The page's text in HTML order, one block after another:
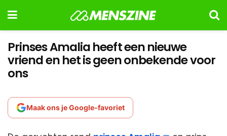
Prinses Amalia heeft een nieuwe
vriend en het is geen onbekende voor
ons
Maak ons je Google-favoriet